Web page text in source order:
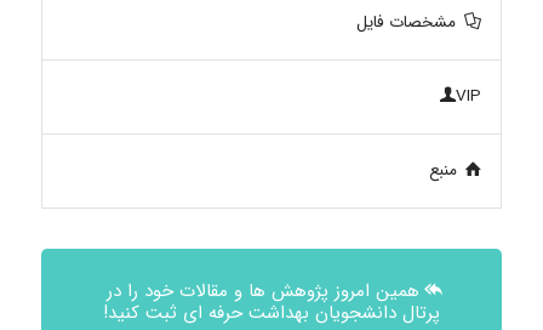
مشخصات فایل
VIP
منبع
همین امروز پژوهش ها و مقالات خود را در
پرتال دانشجویان بهداشت حرفه ای ثبت کنید!